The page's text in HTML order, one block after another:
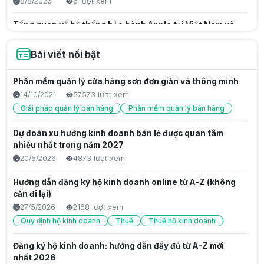
Tổng quan về hệ thống bảo hành Apple tại Việt Nam và
8/8/2026 8 lượt xem
sâu
7/8/2026 10 lượt xem
Cách Chuyển PDF Sang Word Chuẩn Phông, Giữ Nguyên
Định Dạng
7/8/2026 13 lượt xem
Bảo Hành Kangaroo: Hướng Dẫn Chi Tiết & Giải Pháp
Cho Đại Lý
7/8/2026
Bảo hành điện thoại Samsung: Hướng dẫn cách tra cứu
7/8/2026 25 lượt xem
Bảo hành Điện máy Xanh: Hướng dẫn tra cứu & chính
Bài viết nổi bật
Phần mềm quản lý cửa hàng sơn đơn giản và thông minh
14/10/2021
57573 lượt xem
Giải pháp quản lý bán hàng
Phần mềm quản lý bán hàng
Dự đoán xu hướng kinh doanh bán lẻ được quan tâm
nhiều nhất trong năm 2027
20/5/2026 4873 lượt xem
Hướng dẫn đăng ký hộ kinh doanh online từ A-Z (không
cần đi lại)
27/5/2026
2168 lượt xem
Quy định hộ kinh doanh
Thuế Thuế hộ kinh doanh
Đăng ký hộ kinh doanh: hướng dẫn đầy đủ từ A-Z mới
nhất 2026